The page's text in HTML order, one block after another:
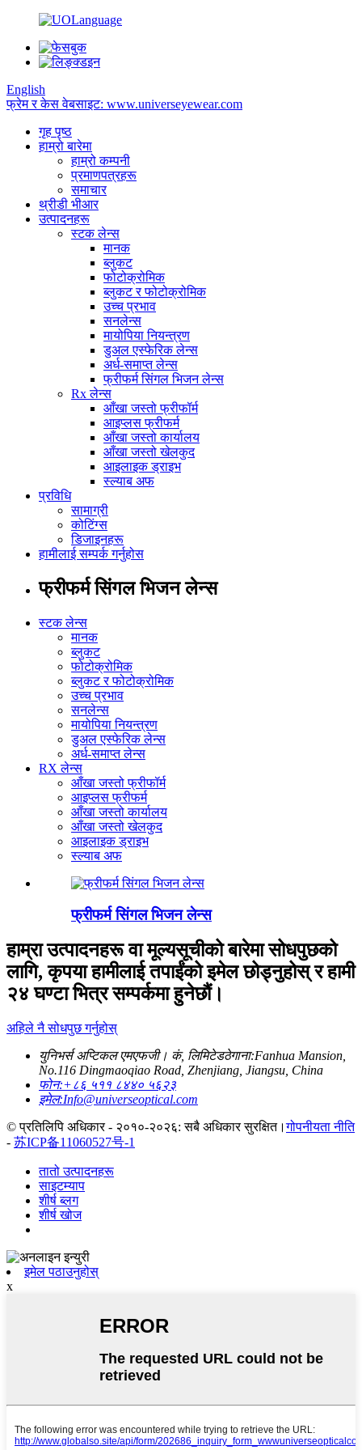
English
फ्रेम र केस वेबसाइट: www.universeyewear.com
गृह पृष्ठ
हाम्रो बारेमा
हाम्रो कम्पनी
प्रमाणपत्रहरू
समाचार
थ्रीडी भीआर
उत्पादनहरू
स्टक लेन्स
मानक
ब्लुकट
फोटोक्रोमिक
ब्लुकट र फोटोक्रोमिक
उच्च प्रभाव
सनलेन्स
मायोपिया नियन्त्रण
डुअल एस्फेरिक लेन्स
अर्ध-समाप्त लेन्स
फ्रीफर्म सिंगल भिजन लेन्स
Rx लेन्स
आँखा जस्तो फ्रीफॉर्म
आइप्लस फ्रीफर्म
आँखा जस्तो कार्यालय
आँखा जस्तो खेलकुद
आइलाइक ड्राइभ
स्ल्याब अफ
प्रविधि
सामाग्री
कोटिंग्स
डिजाइनहरू
हामीलाई सम्पर्क गर्नुहोस
फ्रीफर्म सिंगल भिजन लेन्स
स्टक लेन्स
मानक
ब्लुकट
फोटोक्रोमिक
ब्लुकट र फोटोक्रोमिक
उच्च प्रभाव
सनलेन्स
मायोपिया नियन्त्रण
डुअल एस्फेरिक लेन्स
अर्ध-समाप्त लेन्स
RX लेन्स
आँखा जस्तो फ्रीफॉर्म
आइप्लस फ्रीफर्म
आँखा जस्तो कार्यालय
आँखा जस्तो खेलकुद
आइलाइक ड्राइभ
स्ल्याब अफ
फ्रीफर्म सिंगल भिजन लेन्स
हाम्रा उत्पादनहरू वा मूल्यसूचीको बारेमा सोधपुछको
लागि, कृपया हामीलाई तपाईंको इमेल छोड्नुहोस् र हामी
२४ घण्टा भित्र सम्पर्कमा हुनेछौं।
अहिले नै सोधपुछ गर्नुहोस्
युनिभर्स अप्टिकल एमएफजी। कं, लिमिटेडठेगाना:Fanhua Mansion,
No.116 Dingmaoqiao Road, Zhenjiang, Jiangsu, China
फोन:+८६ ५११ ८४४० ५६२३
इमेल:Info@universeoptical.com
© प्रतिलिपि अधिकार - २०१०-२०२६: सबै अधिकार सुरक्षित।गोपनीयता नीति
- 苏ICP备11060527号-1
तातो उत्पादनहरू
साइटम्याप
शीर्ष ब्लग
शीर्ष खोज
इमेल पठाउनुहोस्
x